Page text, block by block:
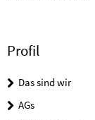
Profil
Das sind wir
AGs